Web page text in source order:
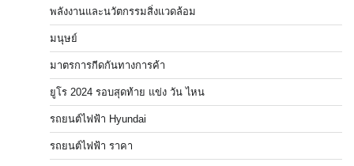
พลังงานและนวัตกรรมสิ่งแวดล้อม
มนุษย์
มาตรการกีดกันทางการค้า
ยูโร 2024 รอบสุดท้าย แข่ง วัน ไหน
รถยนต์ไฟฟ้า Hyundai
รถยนต์ไฟฟ้า ราคา